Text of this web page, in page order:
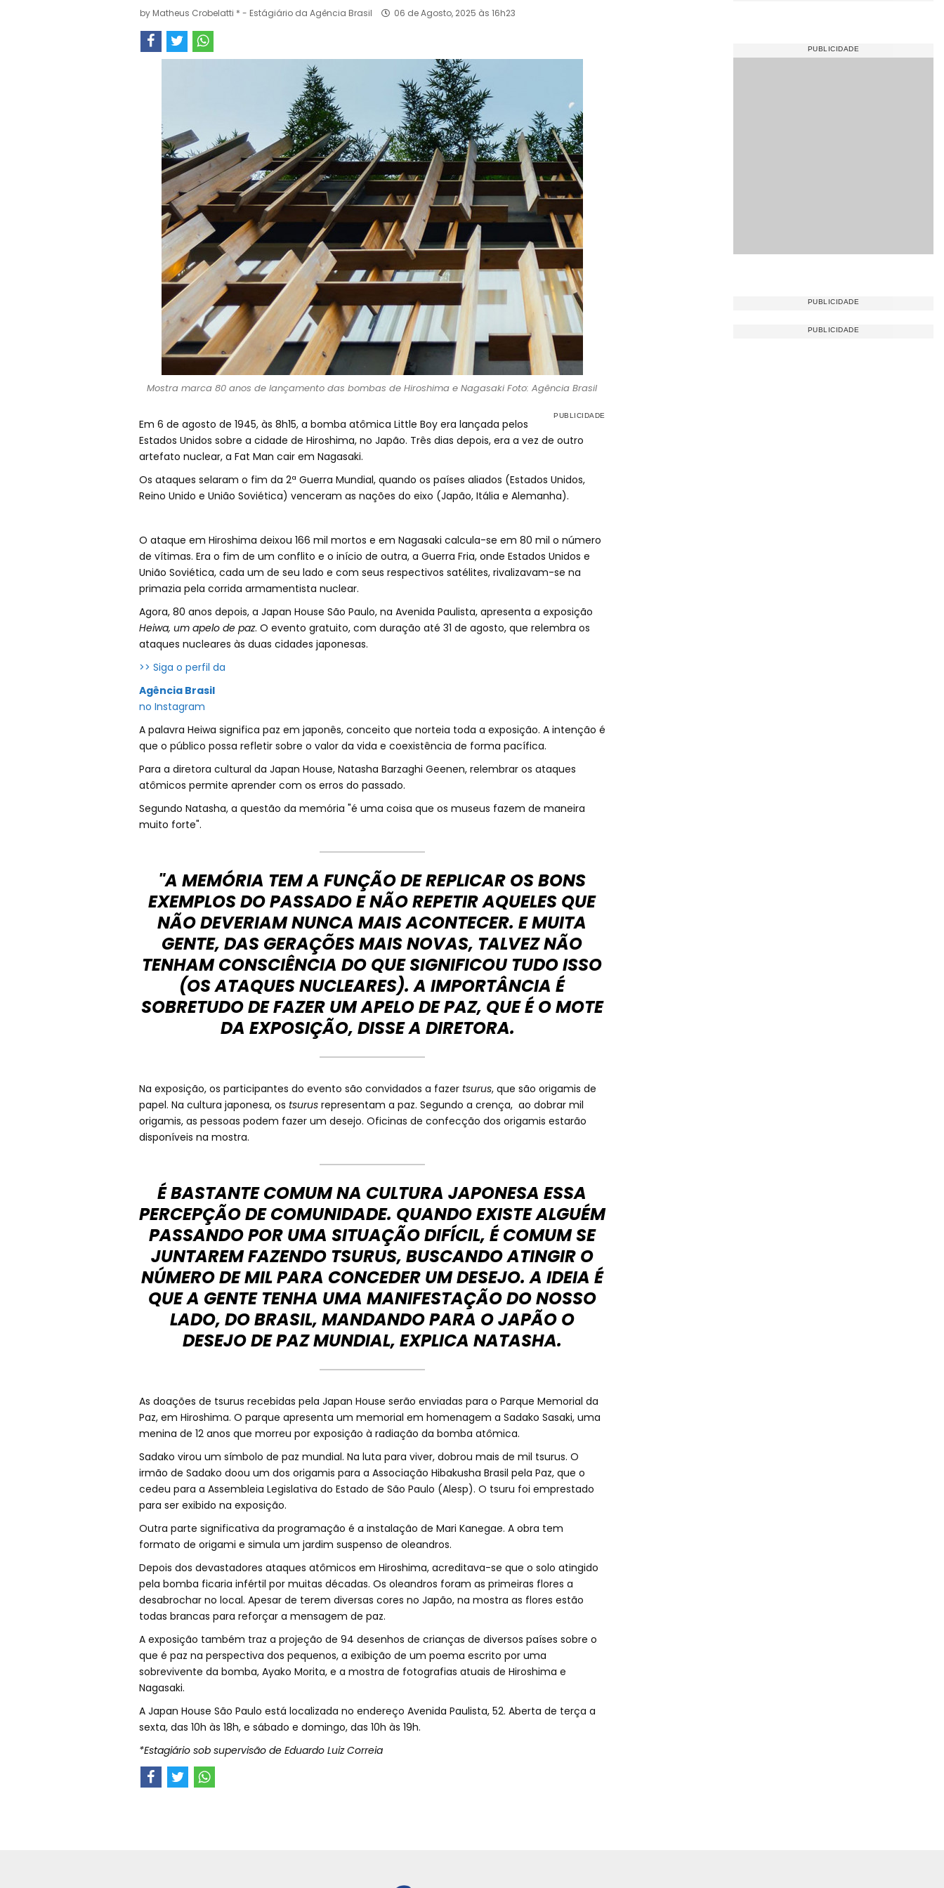
by Matheus Crobelatti * - Estágiário da Agência Brasil 06 de Agosto, 2025 às 16h23
Mostra marca 80 anos de lançamento das bombas de Hiroshima e Nagasaki Foto: Agência Brasil
Em 6 de agosto de 1945, às 8h15, a bomba atômica Little Boy era lançada pelos
Estados Unidos sobre a cidade de Hiroshima, no Japão. Três dias depois, era a vez de outro
artefato nuclear, a Fat Man cair em Nagasaki.
Os ataques selaram o fim da 2ª Guerra Mundial, quando os países aliados (Estados Unidos,
Reino Unido e União Soviética) venceram as nações do eixo (Japão, Itália e Alemanha).
O ataque em Hiroshima deixou 166 mil mortos e em Nagasaki calcula-se em 80 mil o número
de vítimas. Era o fim de um conflito e o início de outra, a Guerra Fria, onde Estados Unidos e
União Soviética, cada um de seu lado e com seus respectivos satélites, rivalizavam-se na
primazia pela corrida armamentista nuclear.
Agora, 80 anos depois, a Japan House São Paulo, na Avenida Paulista, apresenta a exposição
Heiwa, um apelo de paz. O evento gratuito, com duração até 31 de agosto, que relembra os
ataques nucleares às duas cidades japonesas.
>> Siga o perfil da
Agência Brasil
no Instagram
A palavra Heiwa significa paz em japonês, conceito que norteia toda a exposição. A intenção é
que o público possa refletir sobre o valor da vida e coexistência de forma pacífica.
Para a diretora cultural da Japan House, Natasha Barzaghi Geenen, relembrar os ataques
atômicos permite aprender com os erros do passado.
Segundo Natasha, a questão da memória "é uma coisa que os museus fazem de maneira
muito forte".
"A MEMÓRIA TEM A FUNÇÃO DE REPLICAR OS BONS
EXEMPLOS DO PASSADO E NÃO REPETIR AQUELES QUE
NÃO DEVERIAM NUNCA MAIS ACONTECER. E MUITA
GENTE, DAS GERAÇÕES MAIS NOVAS, TALVEZ NÃO
TENHAM CONSCIÊNCIA DO QUE SIGNIFICOU TUDO ISSO
(OS ATAQUES NUCLEARES). A IMPORTÂNCIA É
SOBRETUDO DE FAZER UM APELO DE PAZ, QUE É O MOTE
DA EXPOSIÇÃO, DISSE A DIRETORA.
Na exposição, os participantes do evento são convidados a fazertsurus, que são origamis de
papel. Na cultura japonesa, os tsurusrepresentam a paz. Segundo a crença, ao dobrar mil
origamis, as pessoas podem fazer um desejo. Oficinas de confecção dos origamis estarão
disponíveis na mostra.
É BASTANTE COMUM NA CULTURA JAPONESA ESSA
PERCEPÇÃO DE COMUNIDADE. QUANDO EXISTE ALGUÉM
PASSANDO POR UMA SITUAÇÃO DIFÍCIL, É COMUM SE
JUNTAREM FAZENDO TSURUS, BUSCANDO ATINGIR O
NÚMERO DE MIL PARA CONCEDER UM DESEJO. A IDEIA É
QUE A GENTE TENHA UMA MANIFESTAÇÃO DO NOSSO
LADO, DO BRASIL, MANDANDO PARA O JAPÃO O
DESEJO DE PAZ MUNDIAL, EXPLICA NATASHA.
As doações de tsurus recebidas pela Japan House serão enviadas para o Parque Memorial da
Paz, em Hiroshima. O parque apresenta um memorial em homenagem a Sadako Sasaki, uma
menina de 12 anos que morreu por exposição à radiação da bomba atômica.
Sadako virou um símbolo de paz mundial. Na luta para viver, dobrou mais de mil tsurus. O
irmão de Sadako doou um dos origamis para a Associação Hibakusha Brasil pela Paz, que o
cedeu para a Assembleia Legislativa do Estado de São Paulo (Alesp). O tsuru foi emprestado
para ser exibido na exposição.
Outra parte significativa da programação é a instalação de Mari Kanegae. A obra tem
formato de origami e simula um jardim suspenso de oleandros.
Depois dos devastadores ataques atômicos em Hiroshima, acreditava-se que o solo atingido
pela bomba ficaria infértil por muitas décadas. Os oleandros foram as primeiras flores a
desabrochar no local. Apesar de terem diversas cores no Japão, na mostra as flores estão
todas brancas para reforçar a mensagem de paz.
A exposição também traz a projeção de 94 desenhos de crianças de diversos países sobre o
que é paz na perspectiva dos pequenos, a exibição de um poema escrito por uma
sobrevivente da bomba, Ayako Morita, e a mostra de fotografias atuais de Hiroshima e
Nagasaki.
A Japan House São Paulo está localizada no endereço Avenida Paulista, 52. Aberta de terça a
sexta, das 10h às 18h, e sábado e domingo, das 10h às 19h.
*Estagiário sob supervisão de Eduardo Luiz Correia